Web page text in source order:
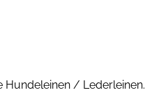
Hundeleinen / Lederleinen.